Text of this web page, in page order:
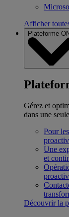
Afficher
Plateforme
Gérez et
dans une
Pour
Une
et
Découvrir la